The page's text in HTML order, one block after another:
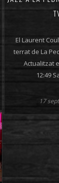
El Laurent
terrat de La
Actualitzat
12:49
17